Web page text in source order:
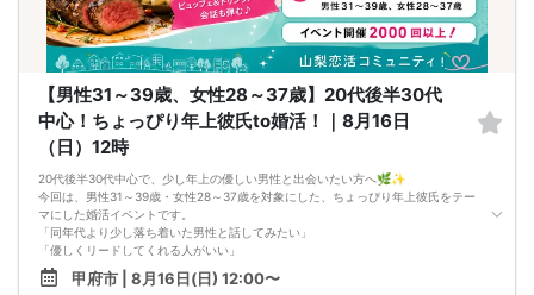
⚠️ 注意事項【キャンセルポリシー】
開催前日までに最小催行人数（5対5）に満たない場合は中止となります。不催行
の際は前日までにご連絡いたします（急なキャンセルによる不催行時も都度ご連
絡します）。
3日前より発生するキャンセル料については、運営上キャンセル料（活動費）が発
生することがございます。（一般参加費100％）
一度お申し込みをされたパーティーをキャンセルする場合：オミカレのシステム
上「キャンセル処理料（2,000円）」が発生します。
※一度キャンセルしたパーティーを再度ご予約された場合でも、≪キャンセル処理
キャンセル料の支払いは銀行振り込みとなります。（後日振込先をご連絡させて
頂きます）
申し込み完了はメールにて送らせて頂いております。
メールの確認ミスによるキャンセルはキャンセル料発生対象となってしまいま
す。ご注意ください。
【男性31～39歳、女性28～37歳】20代後半30代
中心！ちょっぴり年上彼氏to婚活！｜8月16日
（日）12時
20代後半30代中心で、少し年上の優しい男性と出会いたい方へ🌿✨
今回は、男性31～39歳・女性28～37歳を対象にした、ちょっぴり年上彼氏をテー
マにした婚活イベントです。
「同年代より少し落ち着いた男性と話してみたい」
「優しくリードしてくれる人がいい」
「自然体で話せる出会いを探したい」
そんな方におすすめの《ちょっぴり年上彼氏to婚活》です(^^)
甲府市 | 8月16日(日) 12:00〜